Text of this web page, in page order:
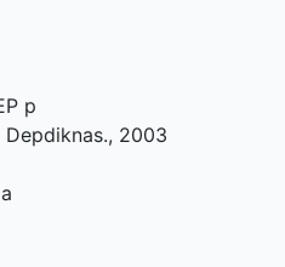
p
Depdiknas., 2003